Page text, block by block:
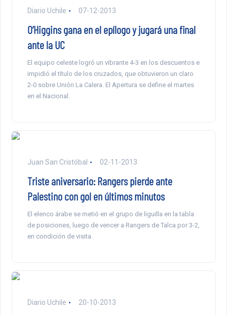
Diario Uchile 07-12-2013
O’Higgins gana en el epílogo y jugará una final
ante la UC
El equipo celeste logró un vibrante 4-3 en los descuentos e
impidió el título de los cruzados, que obtuvieron un claro
2-0 sobre Unión La Calera. El Apertura se define el martes
en el Nacional.
Juan San Cristóbal 02-11-2013
Triste aniversario: Rangers pierde ante
Palestino con gol en últimos minutos
El elenco árabe se metió en el grupo de liguilla en la tabla
de posiciones, luego de vencer a Rangers de Talca por 3-2,
en condición de visita.
Diario Uchile 20-10-2013